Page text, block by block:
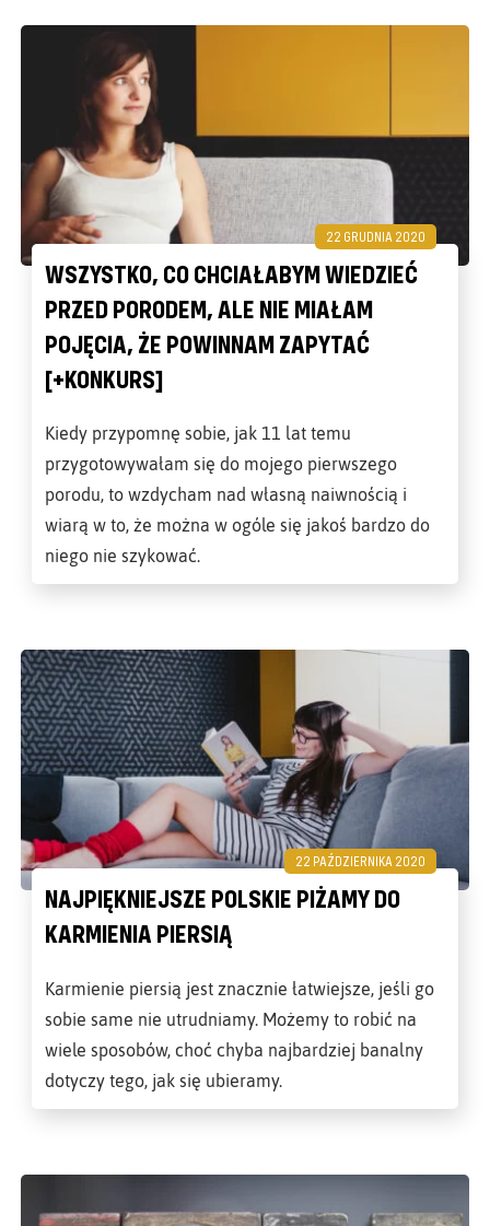
22 GRUDNIA 2020
WSZYSTKO, CO CHCIAŁABYM WIEDZIEĆ
PRZED PORODEM, ALE NIE MIAŁAM
POJĘCIA, ŻE POWINNAM ZAPYTAĆ
[+KONKURS]
Kiedy przypomnę sobie, jak 11 lat temu
przygotowywałam się do mojego pierwszego
porodu, to wzdycham nad własną naiwnością i
wiarą w to, że można w ogóle się jakoś bardzo do
niego nie szykować.
22 PAŹDZIERNIKA 2020
NAJPIĘKNIEJSZE POLSKIE PIŻAMY DO
KARMIENIA PIERSIĄ
Karmienie piersią jest znacznie łatwiejsze, jeśli go
sobie same nie utrudniamy. Możemy to robić na
wiele sposobów, choć chyba najbardziej banalny
dotyczy tego, jak się ubieramy.